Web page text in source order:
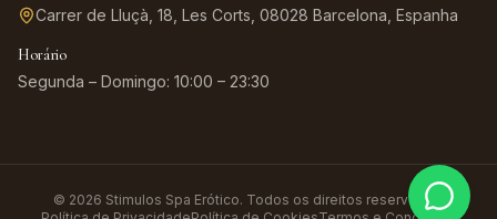
Carrer de Lluçà, 18, Les Corts, 08028 Barcelona, Espanha
Horário
Segunda – Domingo: 10:00 – 23:30
© 2026 Stimulos Spa Erótico. Todos os direitos reservados.